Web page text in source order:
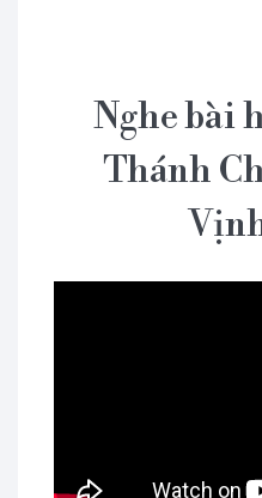
Nghe bài
Thánh